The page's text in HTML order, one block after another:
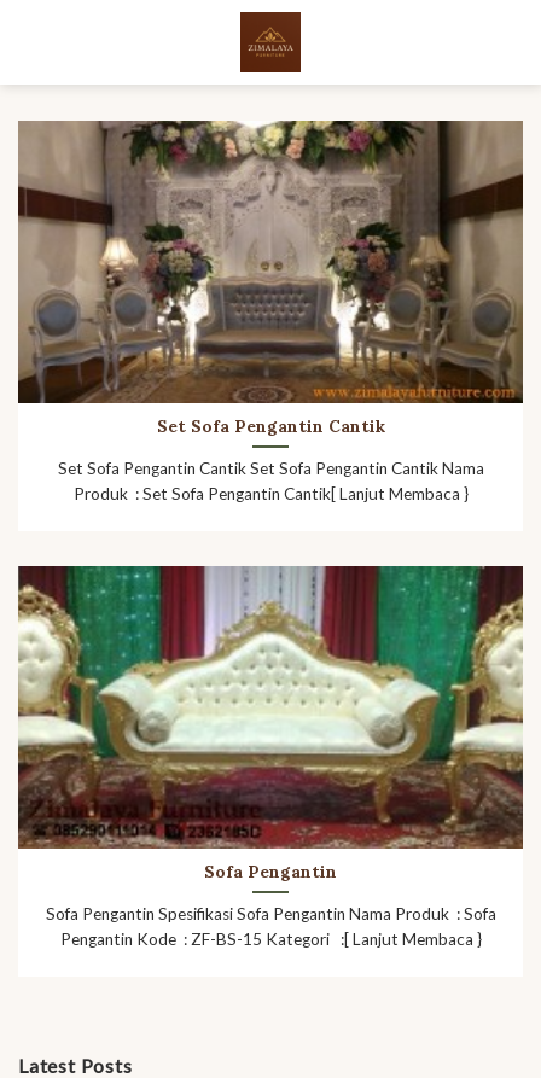
Latest Posts
Set Sofa Pengantin Cantik
Set Sofa Pengantin Cantik Set Sofa Pengantin Cantik Nama
Produk : Set Sofa Pengantin Cantik[ Lanjut Membaca }
Sofa Pengantin
Sofa Pengantin Spesifikasi Sofa Pengantin Nama Produk : Sofa
Pengantin Kode : ZF-BS-15 Kategori :[ Lanjut Membaca }